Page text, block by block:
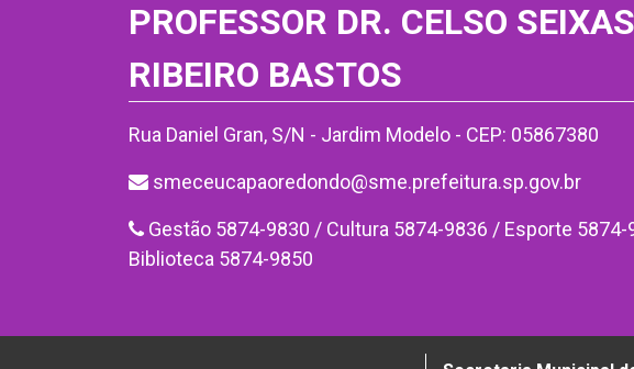
PROFESSOR DR. CELSO SEIXAS
RIBEIRO BASTOS
Rua Daniel Gran, S/N - Jardim Modelo - CEP: 05867380
smeceucapaoredondo@sme.prefeitura.sp.gov.br
Gestão 5874-9830 / Cultura 5874-9836 / Esporte 5874-
Biblioteca 5874-9850